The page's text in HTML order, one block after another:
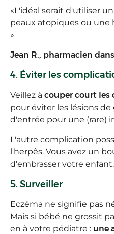
«L'idéal serait d'utiliser
peaux atopiques ou
»
Jean R., pharmacien
4. Éviter les
Veillez à couper court les
pour éviter les lésions
d'entrée pour une (rare)
L'autre complication
l'herpês. Vous avez un
d'embrasser votre enfant.
5. Surveiller
Eczéma ne signifie pas
Mais si bébé ne grossit
en à votre pédiatre : une